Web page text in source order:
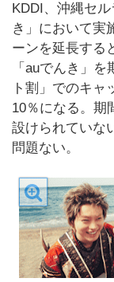
KDDI、沖縄セ
き」において実
ーンを延長する
「auでんき」
ト割」でのキャ
10％になる。期
設けられていな
問題ない。